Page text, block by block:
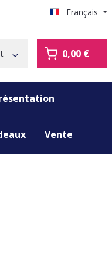
Français
0,00 €
Vente